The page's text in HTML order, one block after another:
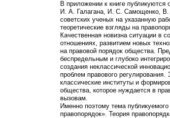
В приложении к книге
И. А. Галагана, И. С. Самощенко,
советских ученых на указанную
теоретические взгляды на
Качественная новизна ситуации в
отношениях, развитием новых
на правовой порядок общества.
беспредельным и глубоко
создания неклассической
проблем правового
классические институты и
общества, которое нуждается в
вызовам.
Именно поэтому тема
правопорядок». Теория